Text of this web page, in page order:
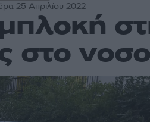
25 Απριλίου 2022
στο